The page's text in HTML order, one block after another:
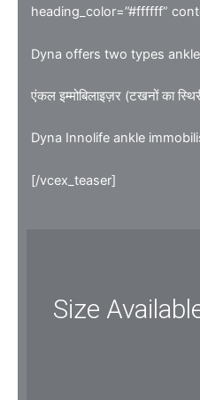
heading_color=”#ffffff”
Dyna offers two types
एंकल इम्मोबिलाइज़र (टखनों का
Dyna Innolife ankle
[/vcex_teaser]
Size